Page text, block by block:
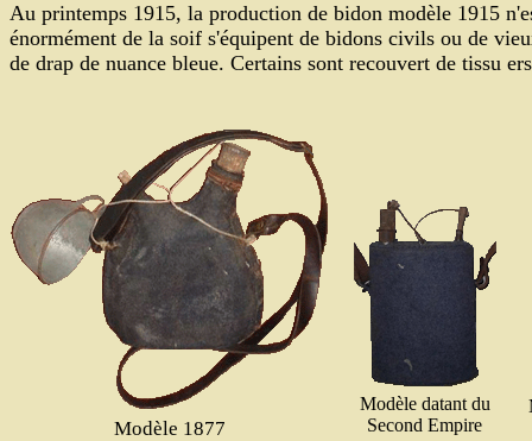
Au printemps 1915, la production de bidon modèle 1915
énormément de la soif s'équipent de bidons civils ou de
de drap de nuance bleue. Certains sont recouvert de tissu
Modèle 1877
Modèle datant du
Second Empire